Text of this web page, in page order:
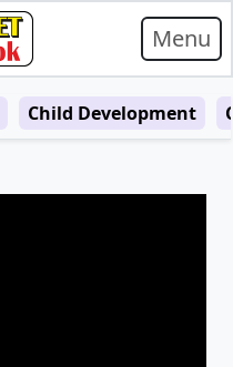
Menu
Child Development